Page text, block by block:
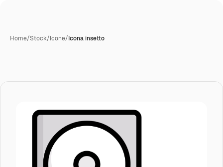
Home/Stock/Icone/Icona insetto